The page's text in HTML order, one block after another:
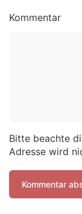
Kommentar
Bitte beachte
Adresse wird